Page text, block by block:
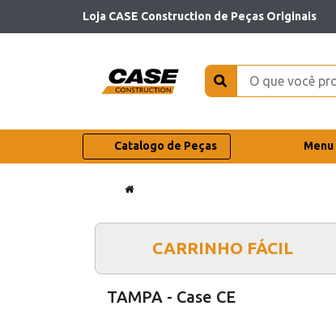
Loja CASE Construction de Peças Originais
Catalogo de Peças
CARRINHO FÁCIL
TAMPA - Case CE